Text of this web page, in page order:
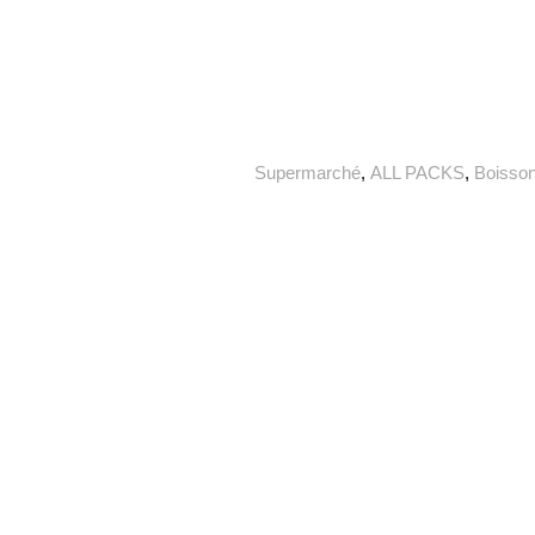
Supermarché, ALL PACKS,